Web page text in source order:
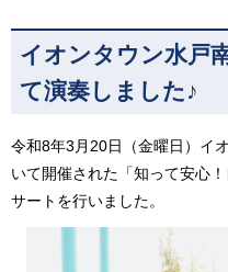
イオンタウン水戸
て演奏しました♪
令和8年3月20日（金曜日）イ
いて開催された「知って安心
サートを行いました。